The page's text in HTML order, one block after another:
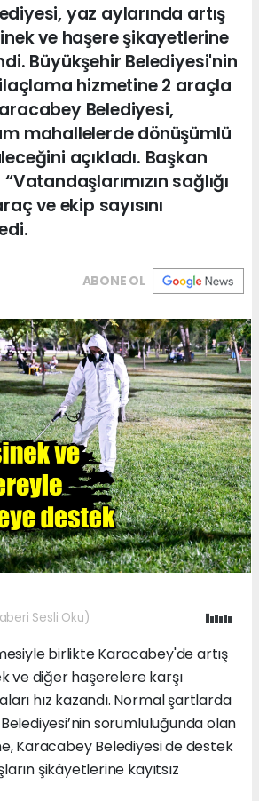
yaz aylarında artış
ve haşere şikayetlerine
Büyükşehir Belediyesi'nin
hizmetine 2 araçla
Belediyesi,
mahallelerde dönüşümlü
açıkladı. Başkan
sağlığı
ve ekip sayısını
ABONE OL
Sesli Oku)
birlikte Karacabey'de artış
ve diğer haşerelere karşı
hız kazandı. Normal şartlarda
sorumluluğunda olan
Karacabey Belediyesi de destek
şikâyetlerine kayıtsız